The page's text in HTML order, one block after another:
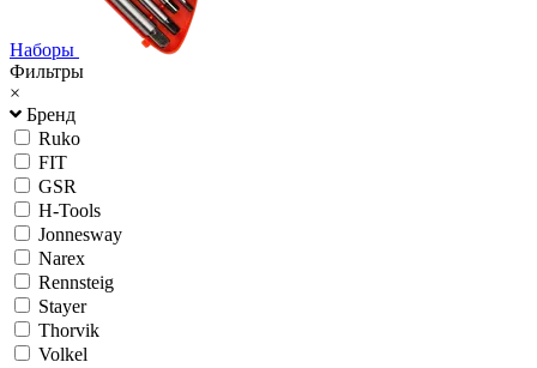
Наборы
Фильтры
×
Бренд
Ruko
FIT
GSR
H-Tools
Jonnesway
Narex
Rennsteig
Stayer
Thorvik
Volkel